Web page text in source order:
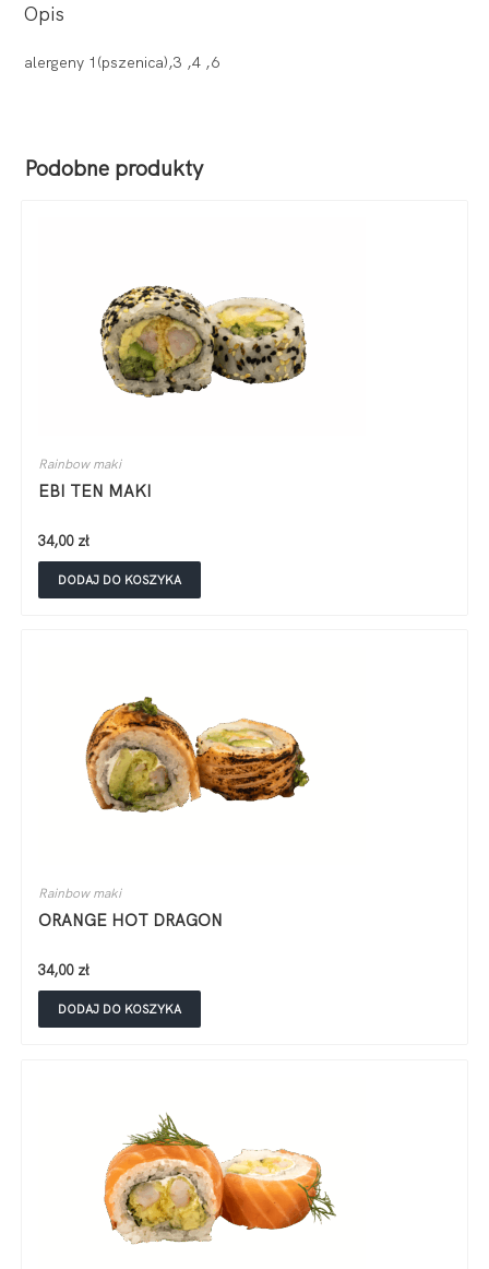
Opis
alergeny 1(pszenica),3 ,4 ,6
Podobne produkty
Rainbow maki
EBI TEN MAKI
34,00 zł
DODAJ DO KOSZYKA
Rainbow maki
ORANGE HOT DRAGON
34,00 zł
DODAJ DO KOSZYKA